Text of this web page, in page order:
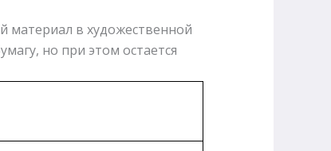
материал в художественной
но при этом остается